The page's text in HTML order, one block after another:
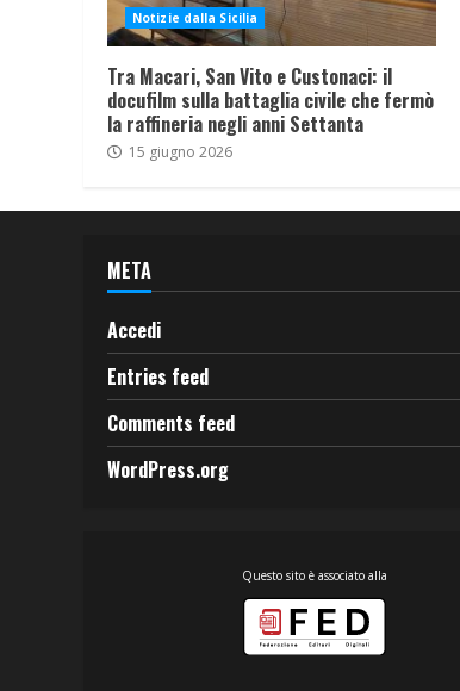
Notizie dalla Sicilia
Tra Macari, San Vito e Custonaci: il
docufilm sulla battaglia civile che fermò
la raffineria negli anni Settanta
15 giugno 2026
META
Accedi
Entries feed
Comments feed
WordPress.org
Questo sito è associato alla